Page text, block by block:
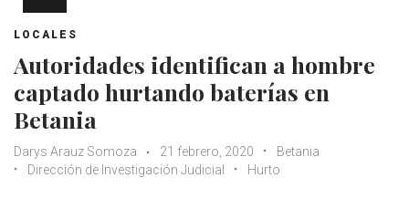
LOCALES
Autoridades identifican a hombre
captado hurtando baterías en
Betania
Darys Arauz Somoza 21 febrero, 2020
Betania
Dirección de Investigación Judicial
Hurto